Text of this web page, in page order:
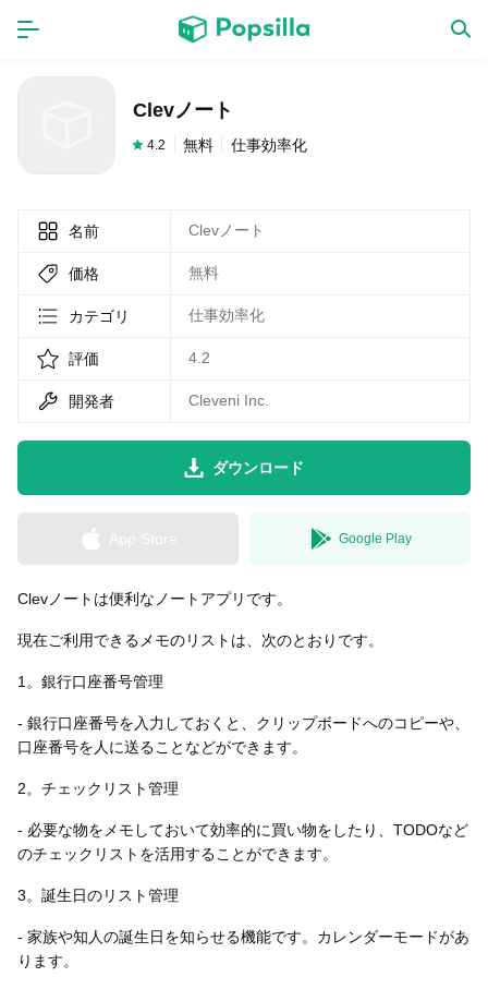
新作
LINE無料スタンプ
無料猫ミーム
Clevノート
4.2 無料 仕事効率化
名前 Clevノート
価格 無料
カテゴリ 仕事効率化
評価 4.2
開発者 Cleveni Inc.
ダウンロード
Google Play
Clevノートは便利なノートアプリです。
現在ご利用できるメモのリストは、次のとおりです。
1。銀行口座番号管理
- 銀行口座番号を入力しておくと、クリップボードへのコピーや、
口座番号を人に送ることなどができます。
2。チェックリスト管理
- 必要な物をメモしておいて効率的に買い物をしたり、TODOなど
のチェックリストを活用することができます。
3。誕生日のリスト管理
- 家族や知人の誕生日を知らせる機能です。カレンダーモードがあ
ります。